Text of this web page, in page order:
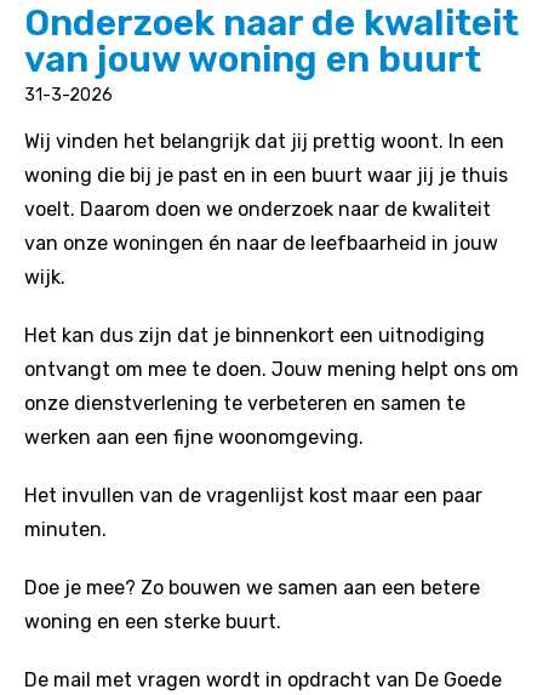
Onderzoek naar de kwaliteit
van jouw woning en buurt
31-3-2026
Wij vinden het belangrijk dat jij prettig woont. In een
woning die bij je past en in een buurt waar jij je thuis
voelt. Daarom doen we onderzoek naar de kwaliteit
van onze woningen én naar de leefbaarheid in jouw
wijk.
Het kan dus zijn dat je binnenkort een uitnodiging
ontvangt om mee te doen. Jouw mening helpt ons om
onze dienstverlening te verbeteren en samen te
werken aan een fijne woonomgeving.
Het invullen van de vragenlijst kost maar een paar
minuten.
Doe je mee? Zo bouwen we samen aan een betere
woning en een sterke buurt.
De mail met vragen wordt in opdracht van De Goede